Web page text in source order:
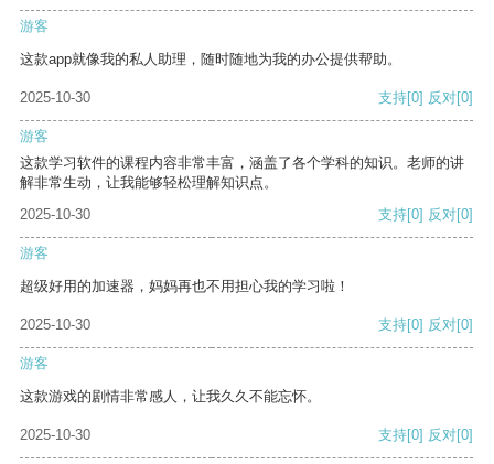
游客
这款app就像我的私人助理，随时随地为我的办公提供帮助。
2025-10-30 支持[0] 反对[0]
游客
这款学习软件的课程内容非常丰富，涵盖了各个学科的知识。老师的讲
解非常生动，让我能够轻松理解知识点。
2025-10-30
支持[0] 反对[0]
游客
超级好用的加速器，妈妈再也不用担心我的学习啦！
2025-10-30 支持[0] 反对[0]
游客
这款游戏的剧情非常感人，让我久久不能忘怀。
2025-10-30 支持[0] 反对[0]